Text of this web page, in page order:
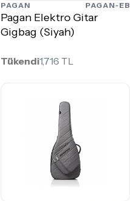
PAGAN PAGAN-EB
Pagan Elektro Gitar
Gigbag (Siyah)
Tükendi1,716 TL